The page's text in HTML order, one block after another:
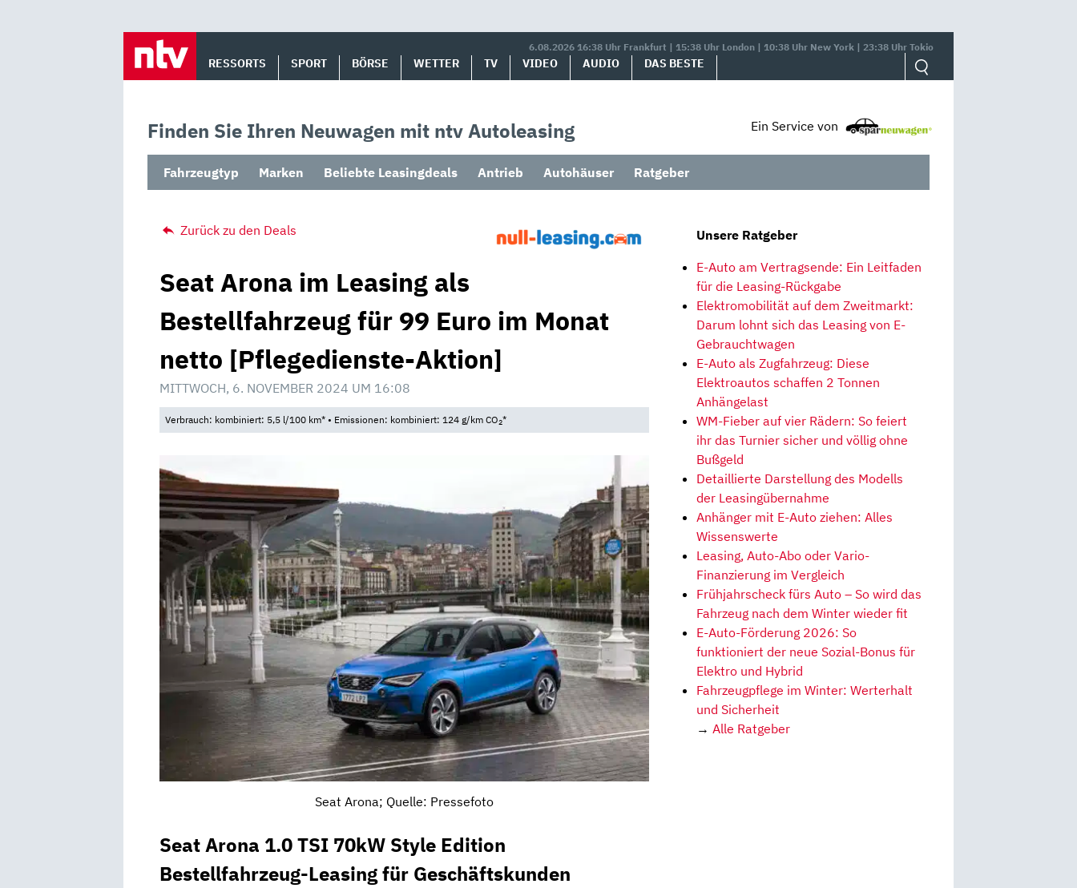
6.08.2026 16:38 Uhr Frankfurt | 15:38 Uhr London | 10:38 Uhr New York | 23:38 Uhr Tokio
RESSORTS SPORT BÖRSE WETTER TV VIDEO AUDIO DAS BESTE
Finden Sie Ihren Neuwagen mit ntv Autoleasing Ein Service von
Fahrzeugtyp Marken Beliebte Leasingdeals Antrieb Autohäuser Ratgeber
Zurück zu den Deals
Seat Arona im Leasing als
Bestellfahrzeug für 99 Euro im Monat
netto [Pflegedienste-Aktion]
MITTWOCH, 6. NOVEMBER 2024 UM 16:08
Verbrauch: kombiniert: 5,5 l/100 km* • Emissionen: kombiniert: 124 g/km CO2*
Seat Arona; Quelle: Pressefoto
Seat Arona 1.0 TSI 70kW Style Edition
Bestellfahrzeug-Leasing für Geschäftskunden
Unsere Ratgeber
E-Auto am Vertragsende: Ein Leitfaden
für die Leasing-Rückgabe
Elektromobilität auf dem Zweitmarkt:
Darum lohnt sich das Leasing von E-
Gebrauchtwagen
E-Auto als Zugfahrzeug: Diese
Elektroautos schaffen 2 Tonnen
Anhängelast
WM-Fieber auf vier Rädern: So feiert
ihr das Turnier sicher und völlig ohne
Bußgeld
Detaillierte Darstellung des Modells
der Leasingübernahme
Anhänger mit E-Auto ziehen: Alles
Wissenswerte
Leasing, Auto-Abo oder Vario-
Finanzierung im Vergleich
Frühjahrscheck fürs Auto – So wird das
Fahrzeug nach dem Winter wieder fit
E-Auto-Förderung 2026: So
funktioniert der neue Sozial-Bonus für
Elektro und Hybrid
Fahrzeugpflege im Winter: Werterhalt
und Sicherheit
→ Alle Ratgeber